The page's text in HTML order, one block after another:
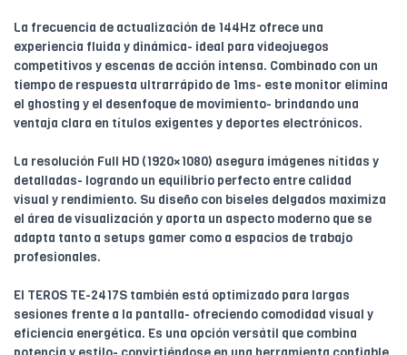
La frecuencia de actualización de 144Hz ofrece una
experiencia fluida y dinámica- ideal para videojuegos
competitivos y escenas de acción intensa. Combinado con un
tiempo de respuesta ultrarrápido de 1ms- este monitor elimina
el ghosting y el desenfoque de movimiento- brindando una
ventaja clara en títulos exigentes y deportes electrónicos.
La resolución Full HD (1920×1080) asegura imágenes nítidas y
detalladas- logrando un equilibrio perfecto entre calidad
visual y rendimiento. Su diseño con biseles delgados maximiza
el área de visualización y aporta un aspecto moderno que se
adapta tanto a setups gamer como a espacios de trabajo
profesionales.
El TEROS TE-2417S también está optimizado para largas
sesiones frente a la pantalla- ofreciendo comodidad visual y
eficiencia energética. Es una opción versátil que combina